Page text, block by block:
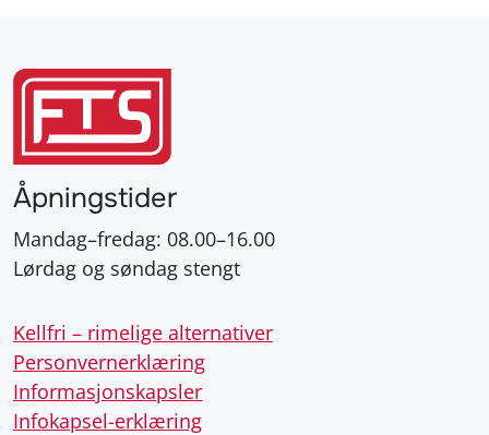
Åpningstider
Mandag–fredag: 08.00–16.00
Lørdag og søndag stengt
Kellfri – rimelige alternativer
Personvernerklæring
Informasjonskapsler
Infokapsel-erklæring